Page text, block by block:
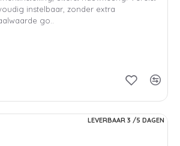
instelbaar, zonder extra
go..
LEVERBAAR 3 /5 DAGEN